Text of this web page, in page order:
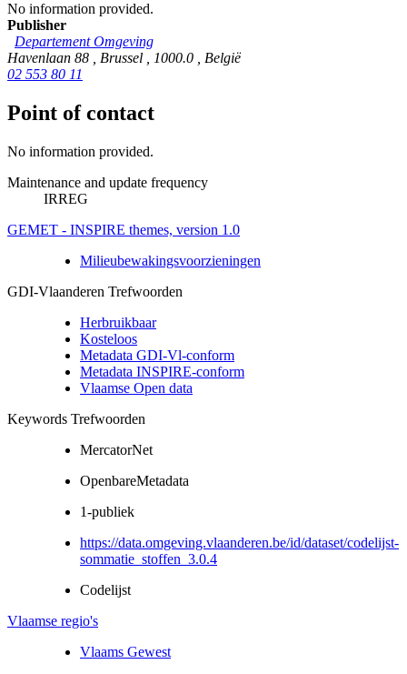
No information provided.
Publisher
Departement Omgeving
Havenlaan 88 , Brussel , 1000.0 , België
02 553 80 11
Point of contact
No information provided.
Maintenance and update frequency
IRREG
GEMET - INSPIRE themes, version 1.0
Milieubewakingsvoorzieningen
GDI-Vlaanderen Trefwoorden
Herbruikbaar
Kosteloos
Metadata GDI-Vl-conform
Metadata INSPIRE-conform
Vlaamse Open data
Keywords Trefwoorden
MercatorNet
OpenbareMetadata
1-publiek
https://data.omgeving.vlaanderen.be/id/dataset/codelijst-
sommatie_stoffen_3.0.4
Codelijst
Vlaamse regio's
Vlaams Gewest